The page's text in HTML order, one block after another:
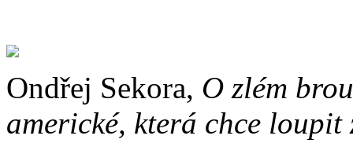
Ondřej Sekora, O zlém
americké, která chce